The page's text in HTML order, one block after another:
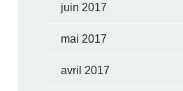
juin 2017
mai 2017
avril 2017